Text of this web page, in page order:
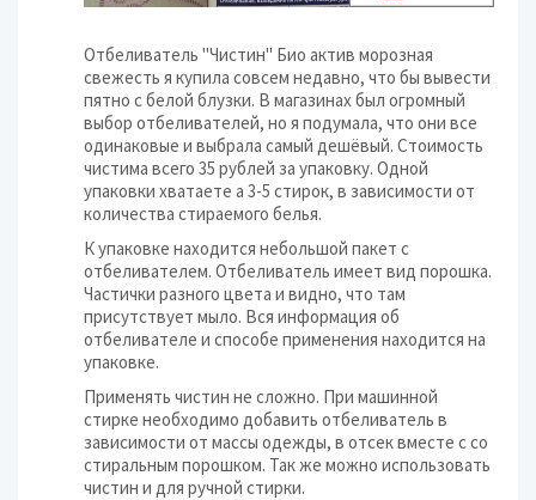
Отбеливатель "Чистин" Био актив морозная
свежесть я купила совсем недавно, что бы вывести
пятно с белой блузки. В магазинах был огромный
выбор отбеливателей, но я подумала, что они все
одинаковые и выбрала самый дешёвый. Стоимость
чистима всего 35 рублей за упаковку. Одной
упаковки хватаете а 3-5 стирок, в зависимости от
количества стираемого белья.
К упаковке находится небольшой пакет с
отбеливателем. Отбеливатель имеет вид порошка.
Частички разного цвета и видно, что там
присутствует мыло. Вся информация об
отбеливателе и способе применения находится на
упаковке.
Применять чистин не сложно. При машинной
стирке необходимо добавить отбеливатель в
зависимости от массы одежды, в отсек вместе с со
стиральным порошком. Так же можно использовать
чистин и для ручной стирки.